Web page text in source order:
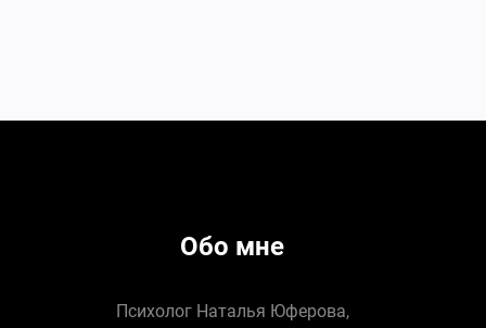
Обо мне
Психолог Наталья Юферова,